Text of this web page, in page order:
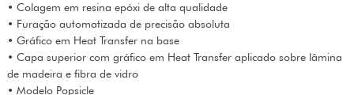
• Colagem em resina epóxi de alta qualidade
• Furação automatizada de precisão absoluta
• Gráfico em Heat Transfer na base
• Capa superior com gráfico em Heat Transfer aplicado sobre lâmina
de madeira e fibra de vidro
• Modelo Popsicle